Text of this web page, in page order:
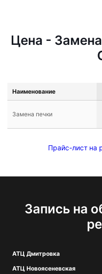
Цена -
Наименование
Замена печки
Прайс-лист на
Запись на
АТЦ Дмитровка
АТЦ Новоясеневская